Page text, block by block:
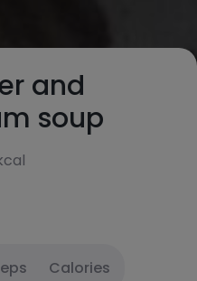
and
soup
Calories